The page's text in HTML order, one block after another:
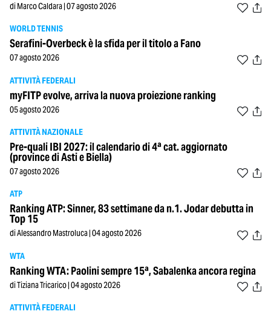
di Marco Caldara | 07 agosto 2026
WORLD TENNIS
Serafini-Overbeck è la sfida per il titolo a Fano
07 agosto 2026
ATTIVITÀ FEDERALI
myFITP evolve, arriva la nuova proiezione ranking
05 agosto 2026
ATTIVITÀ NAZIONALE
Pre-quali IBI 2027: il calendario di 4ª cat. aggiornato
(province di Asti e Biella)
07 agosto 2026
ATP
Ranking ATP: Sinner, 83 settimane da n.1. Jodar debutta in
Top 15
di Alessandro Mastroluca | 04 agosto 2026
WTA
Ranking WTA: Paolini sempre 15ª, Sabalenka ancora regina
di Tiziana Tricarico | 04 agosto 2026
ATTIVITÀ FEDERALI